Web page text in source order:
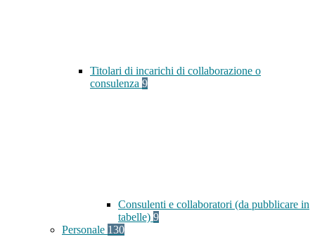
Titolari di incarichi di collaborazione o
consulenza 9
Consulenti e collaboratori (da pubblicare in
tabelle) 9
Personale 130